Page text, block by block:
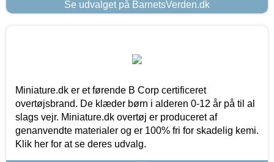
Se udvalget på BarnetsVerden.dk
Miniature.dk er et førende B Corp certificeret
overtøjsbrand. De klæder børn i alderen 0-12 år på til al
slags vejr. Miniature.dk overtøj er produceret af
genanvendte materialer og er 100% fri for skadelig kemi.
Klik her for at se deres udvalg.